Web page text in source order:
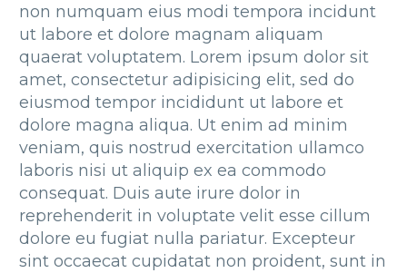
non numquam eius modi tempora incidunt
ut labore et dolore magnam aliquam
quaerat voluptatem. Lorem ipsum dolor sit
amet, consectetur adipisicing elit, sed do
eiusmod tempor incididunt ut labore et
dolore magna aliqua. Ut enim ad minim
veniam, quis nostrud exercitation ullamco
laboris nisi ut aliquip ex ea commodo
consequat. Duis aute irure dolor in
reprehenderit in voluptate velit esse cillum
dolore eu fugiat nulla pariatur. Excepteur
sint occaecat cupidatat non proident, sunt in